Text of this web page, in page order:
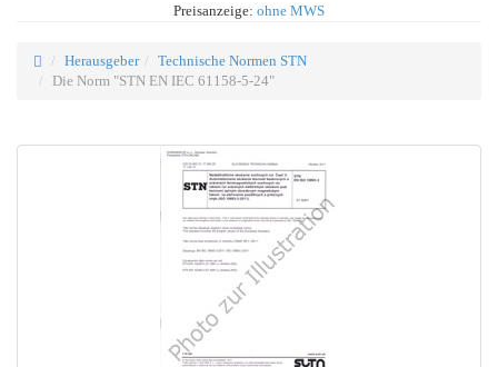
Preisanzeige: ohne MWS
Herausgeber
Technische Normen STN
Die Norm "STN EN IEC 61158-5-24"